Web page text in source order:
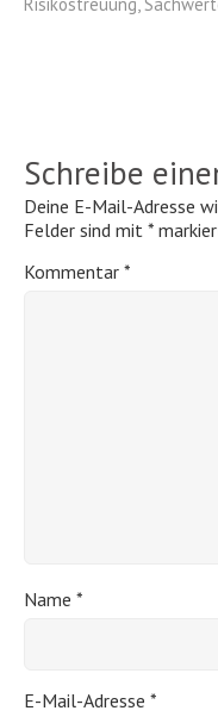
Schreibe
Deine E-Mail-Adresse
Felder sind mit *
Kommentar *
Name *
E-Mail-Adresse *